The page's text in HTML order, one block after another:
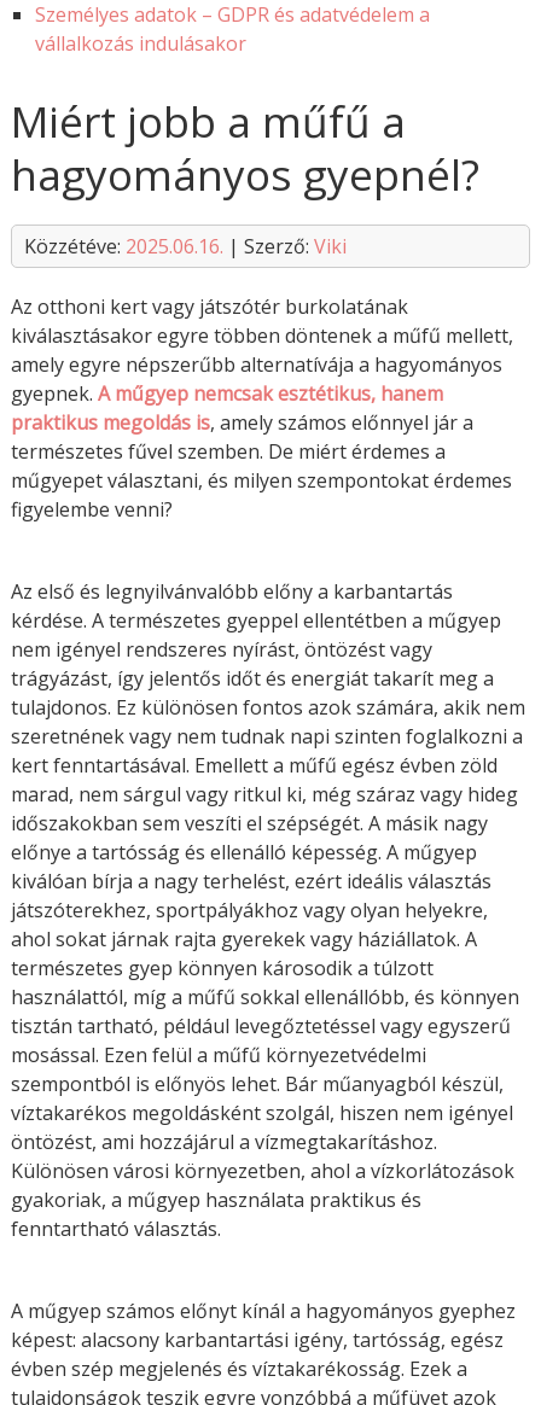
Személyes adatok – GDPR és adatvédelem a
vállalkozás indulásakor
Miért jobb a műfű a
hagyományos gyepnél?
Közzétéve: 2025.06.16. | Szerző: Viki
Az otthoni kert vagy játszótér burkolatának
kiválasztásakor egyre többen döntenek a műfű mellett,
amely egyre népszerűbb alternatívája a hagyományos
gyepnek. A műgyep nemcsak esztétikus, hanem
praktikus megoldás is, amely számos előnnyel jár a
természetes fűvel szemben. De miért érdemes a
műgyepet választani, és milyen szempontokat érdemes
figyelembe venni?
Az első és legnyilvánvalóbb előny a karbantartás
kérdése. A természetes gyeppel ellentétben a műgyep
nem igényel rendszeres nyírást, öntözést vagy
trágyázást, így jelentős időt és energiát takarít meg a
tulajdonos. Ez különösen fontos azok számára, akik nem
szeretnének vagy nem tudnak napi szinten foglalkozni a
kert fenntartásával. Emellett a műfű egész évben zöld
marad, nem sárgul vagy ritkul ki, még száraz vagy hideg
időszakokban sem veszíti el szépségét. A másik nagy
előnye a tartósság és ellenálló képesség. A műgyep
kiválóan bírja a nagy terhelést, ezért ideális választás
játszóterekhez, sportpályákhoz vagy olyan helyekre,
ahol sokat járnak rajta gyerekek vagy háziállatok. A
természetes gyep könnyen károsodik a túlzott
használattól, míg a műfű sokkal ellenállóbb, és könnyen
tisztán tartható, például levegőztetéssel vagy egyszerű
mosással. Ezen felül a műfű környezetvédelmi
szempontból is előnyös lehet. Bár műanyagból készül,
víztakarékos megoldásként szolgál, hiszen nem igényel
öntözést, ami hozzájárul a vízmegtakarításhoz.
Különösen városi környezetben, ahol a vízkorlátozások
gyakoriak, a műgyep használata praktikus és
fenntartható választás.
A műgyep számos előnyt kínál a hagyományos gyephez
képest: alacsony karbantartási igény, tartósság, egész
évben szép megjelenés és víztakarékosság. Ezek a
tulajdonságok teszik egyre vonzóbbá a műfüvet azok